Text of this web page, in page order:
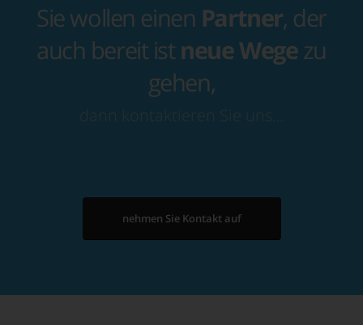
Sie wollen einen Partner, der
auch bereit ist neue Wegezu
gehen,
dann kontaktieren Sie uns…
nehmen Sie Kontakt auf